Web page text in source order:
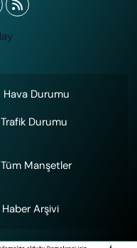
Hava Durumu
Trafik Durumu
Tüm Manşetler
Haber Arşivi